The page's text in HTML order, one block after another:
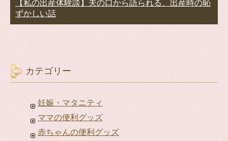
【私の出産体験談】夫の口から語られる、出産時の恥
ずかしい話
カテゴリー
妊娠・マタニティ
ママの便利グッズ
赤ちゃんの便利グッズ